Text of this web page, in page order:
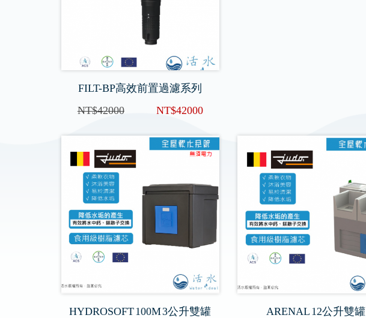
FILT-BP高效前置過濾系列
NT$42000
NT$42000
HYDROSOFT 100M 3公升雙罐
ARENAL 12公升雙罐